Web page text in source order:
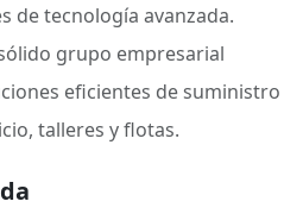
de tecnología avanzada.
grupo empresarial
eficientes de suministro
talleres y flotas.